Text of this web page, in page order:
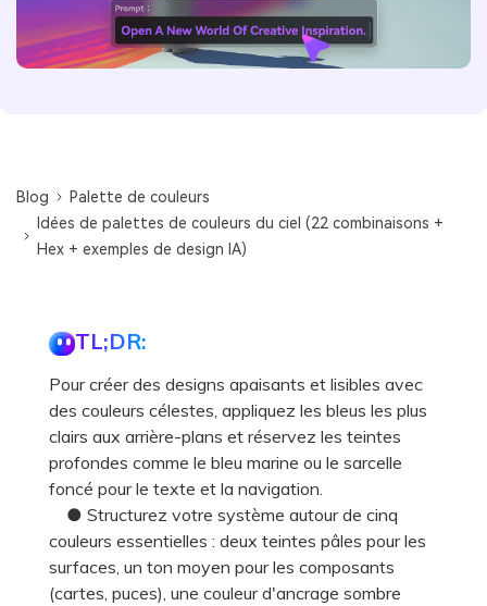
Blog
Palette de couleurs
Idées de palettes de couleurs du ciel (22 combinaisons +
Hex + exemples de design IA)
TL;DR:
Pour créer des designs apaisants et lisibles avec
des couleurs célestes, appliquez les bleus les plus
clairs aux arrière-plans et réservez les teintes
profondes comme le bleu marine ou le sarcelle
foncé pour le texte et la navigation.
● Structurez votre système autour de cinq
couleurs essentielles : deux teintes pâles pour les
surfaces, un ton moyen pour les composants
(cartes, puces), une couleur d'ancrage sombre